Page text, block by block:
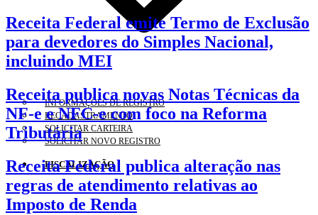
INFORMAÇÕES DE REGISTRO
RECADASTRAMENTO
SOLICITAR CARTEIRA
SOLICITAR NOVO REGISTRO
FISCALIZAÇÃO
Receita Federal emite Termo de Exclusão
para devedores do Simples Nacional,
incluindo MEI
Receita publica novas Notas Técnicas da
NF-e e NFC-e com foco na Reforma
Tributária
Receita Federal publica alteração nas
regras de atendimento relativas ao
Imposto de Renda